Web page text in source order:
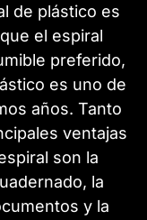
de plástico es
el espiral
preferido,
es uno de
años. Tanto
ventajas
son la
la
y la